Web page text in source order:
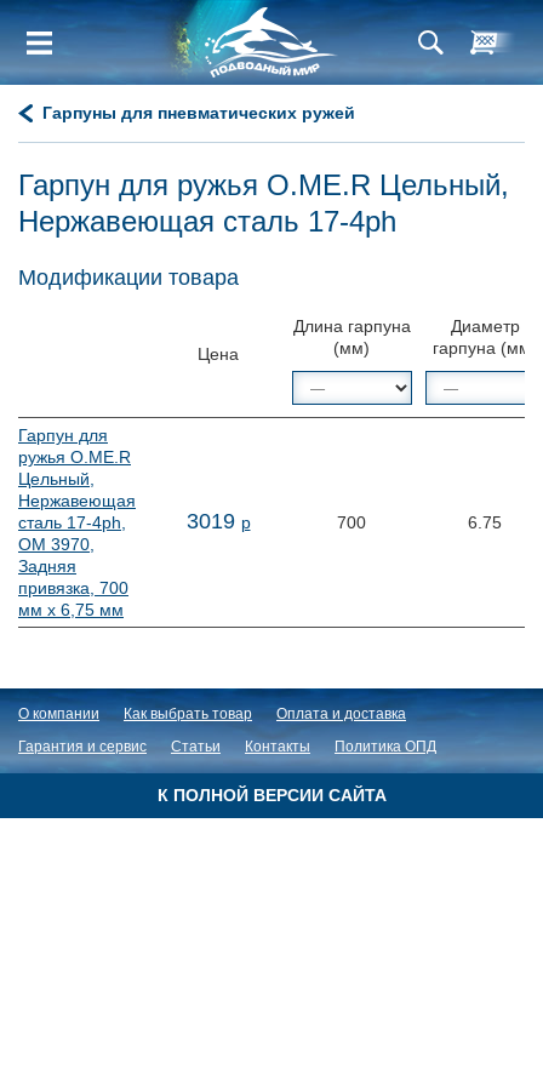
Гарпуны для пневматических ружей
Гарпун для ружья O.ME.R Цельный,
Нержавеющая сталь 17-4ph
Модификации товара
Цена
Длина гарпуна
(мм)
Диаметр
гарпуна (мм)
Гарпун для
ружья O.ME.R
Цельный,
Нержавеющая
сталь 17-4ph,
OM 3970,
Задняя
привязка, 700
мм х 6,75 мм
3019 р 700 6.75
О компании Как выбрать товар
Оплата и доставка
Гарантия и сервис
Статьи Контакты Политика ОПД
К ПОЛНОЙ ВЕРСИИ САЙТА